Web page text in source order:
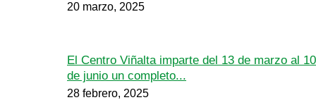
20 marzo, 2025
El Centro Viñalta imparte del 13 de marzo al 10
de junio un completo...
28 febrero, 2025